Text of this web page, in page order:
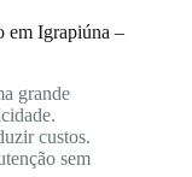
em Igrapiúna –
grande
custos.
sem